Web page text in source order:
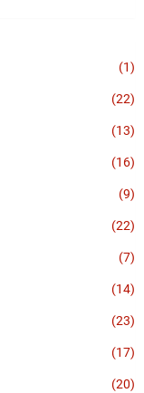
(1)
(22)
(13)
(16)
(9)
(22)
(7)
(14)
(23)
(17)
(20)